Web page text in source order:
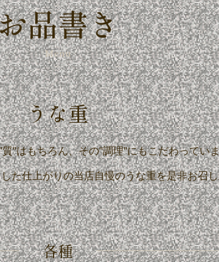
品書き
Menu
うな重
"はもちろん、その"調理"にもこだわってい
た仕上がりの当店自慢のうな重を是非お召
各種